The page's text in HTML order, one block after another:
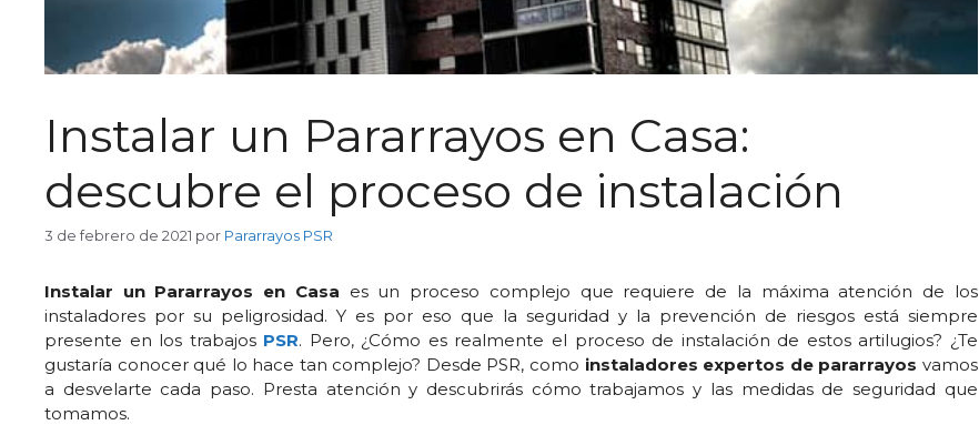
Instalar un Pararrayos en Casa:
descubre el proceso de instalación
3 de febrero de 2021 por Pararrayos PSR
Instalar un Pararrayos en Casa es un proceso complejo que requiere de la máxima atención de los
instaladores por su peligrosidad. Y es por eso que la seguridad y la prevención de riesgos está siempre
presente en los trabajos PSR. Pero, ¿Cómo es realmente el proceso de instalación de estos artilugios? ¿Te
gustaría conocer qué lo hace tan complejo? Desde PSR, como instaladores expertos de pararrayos vamos
a desvelarte cada paso. Presta atención y descubrirás cómo trabajamos y las medidas de seguridad que
tomamos.